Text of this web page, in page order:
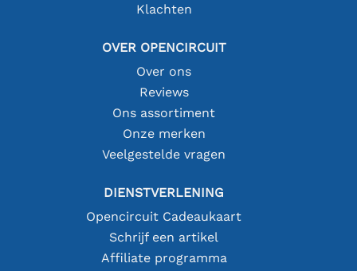
Klachten
OVER OPENCIRCUIT
Over ons
Reviews
Ons assortiment
Onze merken
Veelgestelde vragen
DIENSTVERLENING
Opencircuit Cadeaukaart
Schrijf een artikel
Affiliate programma